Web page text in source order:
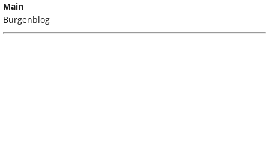
Main
Burgenblog